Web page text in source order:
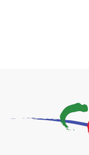
2026-07-23